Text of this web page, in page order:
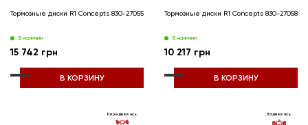
Тормозные диски R1 Concepts 830-27055
В наличии
15 742 грн
В КОРЗИНУ
Тормозные диски R1 Concepts 830-27058
В наличии
10 217 грн
В КОРЗИНУ
Передняя ось Задняя ось